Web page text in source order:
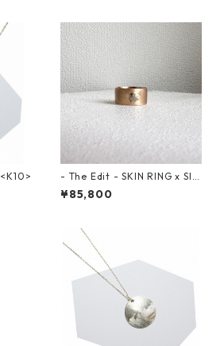
SUN&MOON Necklace <K10>
- The Edit - SKIN RING x Slic
e Diamond <K10>
¥85,800